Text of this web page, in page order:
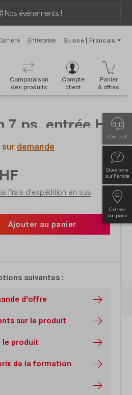
Nos événements !
Entreprise Suisse | Francais
Comparaison
des produits
Compte
client
Panier
& offres
Contact
Questions
sur l'article
Conseil
sur place
7 ps, entrée HF
sur demande
Frais d'expédition en sus
Ajouter au panier
suivantes :
d'offre
sur le produit
le produit
de la formation
400 MHz,